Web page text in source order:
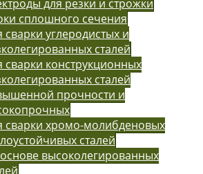
для резки и строжки
сплошного сечения
сварки углеродистых и
сталей
сварки конструкционных
сталей
прочности и
сварки хромо-молибденовых
сталей
высоколегированных